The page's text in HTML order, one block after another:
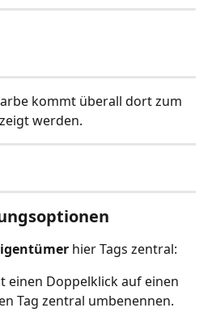
kommt überall dort zum
werden.
hier Tags zentral:
einen Doppelklick auf einen
Tag zentral umbenennen.